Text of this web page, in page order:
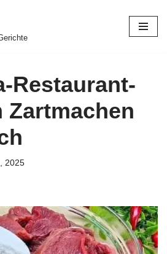
Restaurant-
Zartmachen
2025